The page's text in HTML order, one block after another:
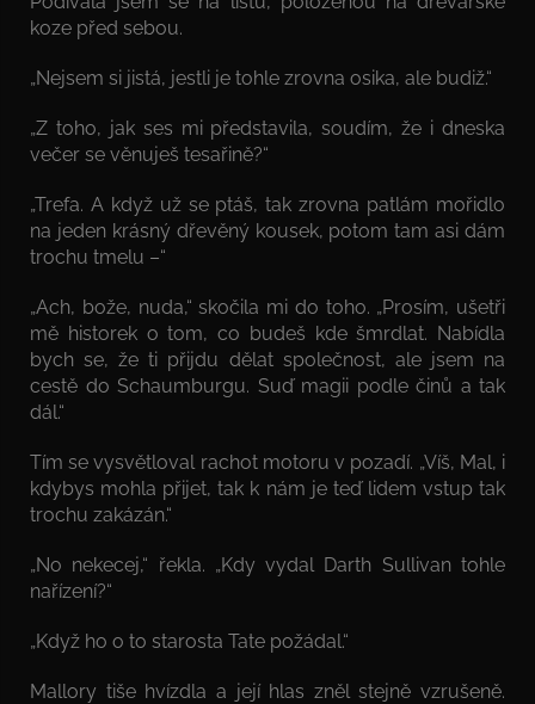
koze před sebou.
„Nejsem si jistá, jestli je tohle zrovna osika, ale budiž.“
„Z toho, jak ses mi představila, soudím, že i dneska
večer se věnuješ tesařině?“
„Trefa. A když už se ptáš, tak zrovna patlám mořidlo
na jeden krásný dřevěný kousek, potom tam asi dám
trochu tmelu –“
„Ach, bože, nuda,“ skočila mi do toho. „Prosím, ušetři
mě historek o tom, co budeš kde šmrdlat. Nabídla
bych se, že ti přijdu dělat společnost, ale jsem na
cestě do Schaumburgu. Suď magii podle činů a tak
dál.“
Tím se vysvětloval rachot motoru v pozadí. „Víš, Mal, i
kdybys mohla přijet, tak k nám je teď lidem vstup tak
trochu zakázán.“
„No nekecej,“ řekla. „Kdy vydal Darth Sullivan tohle
nařízení?“
„Když ho o to starosta Tate požádal.“
Mallory tiše hvízdla a její hlas zněl stejně vzrušeně.